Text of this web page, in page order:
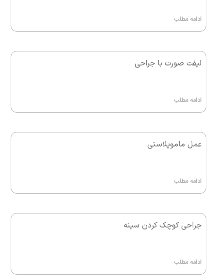
ادامه مطلب
لیفت صورت با جراحی
ادامه مطلب
عمل ماموپلاستی
ادامه مطلب
جراحی کوچک کردن سینه
ادامه مطلب